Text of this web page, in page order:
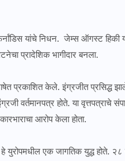
यांचे निधन. जेम्स ऑगस्ट हिकी
प्रादेशिक भागीदार बनला.
प्रकाशित केले. इंग्रजीत प्रसिद्ध
वर्तमानपत्र होते. या वृत्तपत्राचे
आरोप केला होता.
हे युरोपमधील एक जागतिक युद्ध होते.